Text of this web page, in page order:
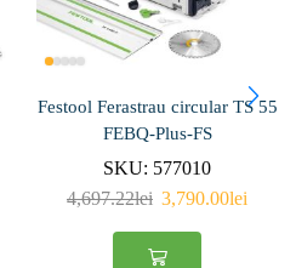
Festool Ferastrau circular TS 55
FEBQ-Plus-FS
SKU: 577010
4,697.22lei 3,790.00lei